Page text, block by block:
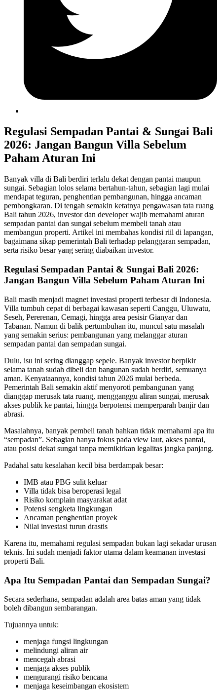
Regulasi Sempadan Pantai & Sungai Bali
2026: Jangan Bangun Villa Sebelum
Paham Aturan Ini
Banyak villa di Bali berdiri terlalu dekat dengan pantai maupun
sungai. Sebagian lolos selama bertahun-tahun, sebagian lagi mulai
mendapat teguran, penghentian pembangunan, hingga ancaman
pembongkaran. Di tengah semakin ketatnya pengawasan tata ruang
Bali tahun 2026, investor dan developer wajib memahami aturan
sempadan pantai dan sungai sebelum membeli tanah atau
membangun properti. Artikel ini membahas kondisi riil di lapangan,
bagaimana sikap pemerintah Bali terhadap pelanggaran sempadan,
serta risiko besar yang sering diabaikan investor.
Regulasi Sempadan Pantai & Sungai Bali 2026:
Jangan Bangun Villa Sebelum Paham Aturan Ini
Bali masih menjadi magnet investasi properti terbesar di Indonesia.
Villa tumbuh cepat di berbagai kawasan seperti Canggu, Uluwatu,
Seseh, Pererenan, Cemagi, hingga area pesisir Gianyar dan
Tabanan. Namun di balik pertumbuhan itu, muncul satu masalah
yang semakin serius: pembangunan yang melanggar aturan
sempadan pantai dan sempadan sungai.
Dulu, isu ini sering dianggap sepele. Banyak investor berpikir
selama tanah sudah dibeli dan bangunan sudah berdiri, semuanya
aman. Kenyataannya, kondisi tahun 2026 mulai berbeda.
Pemerintah Bali semakin aktif menyoroti pembangunan yang
dianggap merusak tata ruang, mengganggu aliran sungai, merusak
akses publik ke pantai, hingga berpotensi memperparah banjir dan
abrasi.
Masalahnya, banyak pembeli tanah bahkan tidak memahami apa itu
“sempadan”. Sebagian hanya fokus pada view laut, akses pantai,
atau posisi dekat sungai tanpa memikirkan legalitas jangka panjang.
Padahal satu kesalahan kecil bisa berdampak besar:
IMB atau PBG sulit keluar
Villa tidak bisa beroperasi legal
Risiko komplain masyarakat adat
Potensi sengketa lingkungan
Ancaman penghentian proyek
Nilai investasi turun drastis
Karena itu, memahami regulasi sempadan bukan lagi sekadar urusan
teknis. Ini sudah menjadi faktor utama dalam keamanan investasi
properti Bali.
Apa Itu Sempadan Pantai dan Sempadan Sungai?
Secara sederhana, sempadan adalah area batas aman yang tidak
boleh dibangun sembarangan.
Tujuannya untuk:
menjaga fungsi lingkungan
melindungi aliran air
mencegah abrasi
menjaga akses publik
mengurangi risiko bencana
menjaga keseimbangan ekosistem